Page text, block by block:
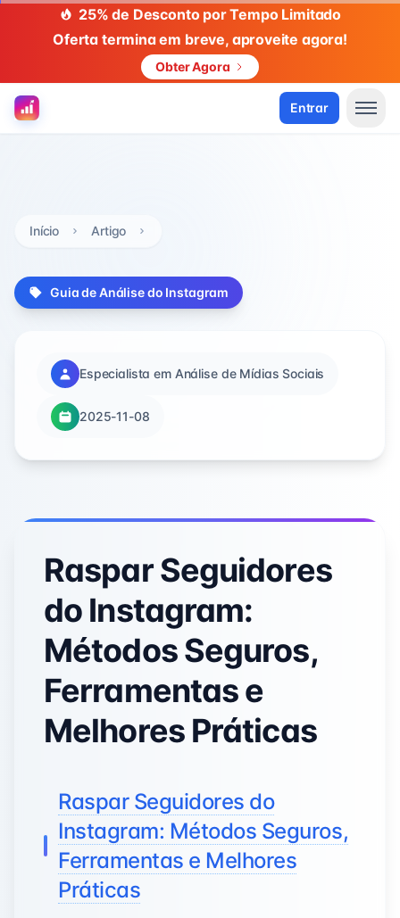
25% de Desconto por Tempo Limitado
Oferta termina em breve, aproveite agora!
Obter Agora
Entrar
Início Artigo
Guia de Análise do Instagram
Especialista em Análise de Mídias Sociais
2025-11-08
Raspar Seguidores
do Instagram:
Métodos Seguros,
Ferramentas e
Melhores Práticas
Raspar Seguidores do
Instagram: Métodos Seguros,
Ferramentas e Melhores
Práticas